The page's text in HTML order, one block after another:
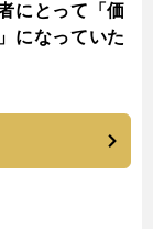
にとって「価
になっていた